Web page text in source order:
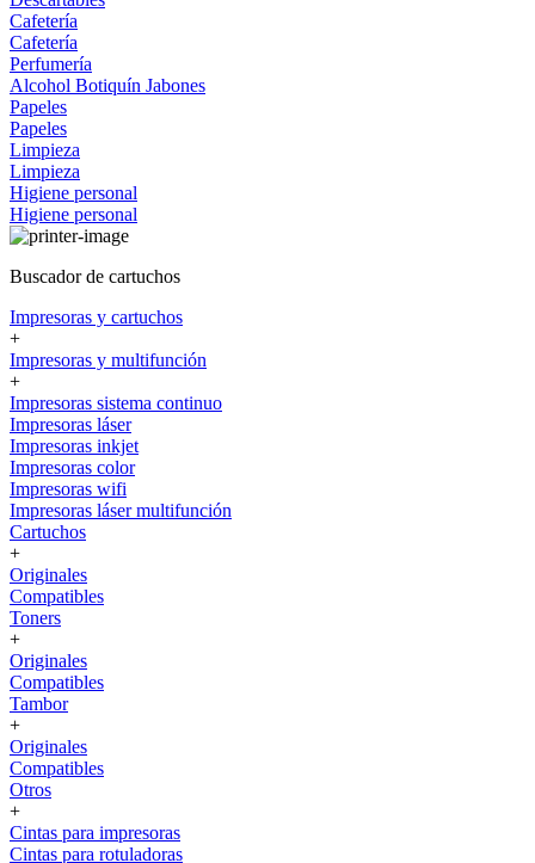
Cafetería
Cafetería
Perfumería
Alcohol Botiquín Jabones
Papeles
Papeles
Limpieza
Limpieza
Higiene personal
Higiene personal
Buscador de cartuchos
Impresoras y cartuchos
+
Impresoras y multifunción
+
Impresoras sistema continuo
Impresoras láser
Impresoras inkjet
Impresoras color
Impresoras wifi
Impresoras láser multifunción
Cartuchos
+
Originales
Compatibles
Toners
+
Originales
Compatibles
Tambor
+
Originales
Compatibles
Otros
+
Cintas para impresoras
Cintas para rotuladoras